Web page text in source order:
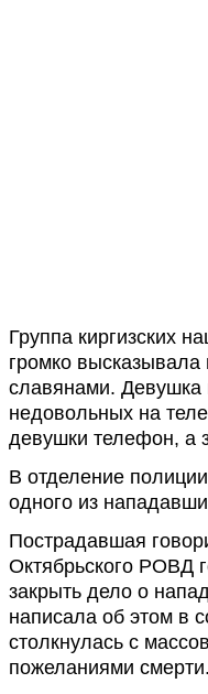
Группа киргизских
громко высказывала
славянами. Девушка
недовольных на
девушки телефон, а
В отделение
одного из
Пострадавшая
Октябрьского РОВД
закрыть дело о
написала об этом в
столкнулась с
пожеланиями смерти.